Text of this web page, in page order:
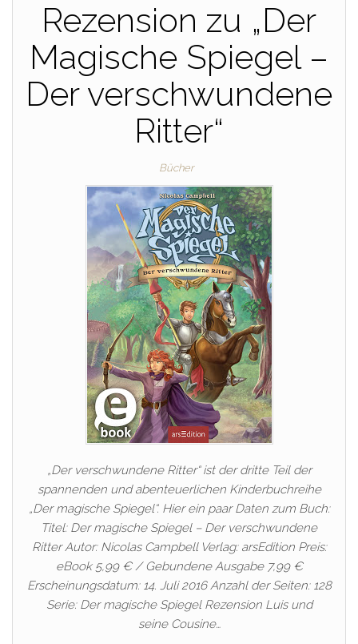
Rezension zu „Der
Magische Spiegel –
Der verschwundene
Ritter“
Bücher
„Der verschwundene Ritter“ ist der dritte Teil der
spannenden und abenteuerlichen Kinderbuchreihe
„Der magische Spiegel“. Hier ein paar Daten zum Buch:
Titel: Der magische Spiegel – Der verschwundene
Ritter Autor: Nicolas Campbell Verlag: arsEdition Preis:
eBook 5,99 € / Gebundene Ausgabe 7,99 €
Erscheinungsdatum: 14. Juli 2016 Anzahl der Seiten: 128
Serie: Der magische Spiegel Rezension Luis und
seine Cousine…